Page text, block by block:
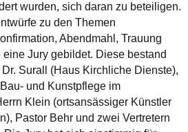
wurden, sich daran zu beteiligen.
zu den Themen
Abendmahl, Trauung
Jury gebildet. Diese bestand
Surall (Haus Kirchliche Dienste),
und Kunstpflege im
Klein (ortsansässiger Künstler
Pastor Behr und zwei Vertretern